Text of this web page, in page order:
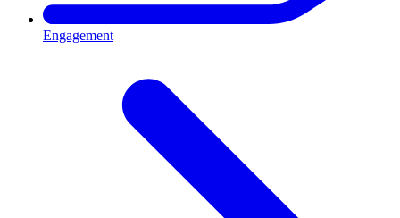
Engagement